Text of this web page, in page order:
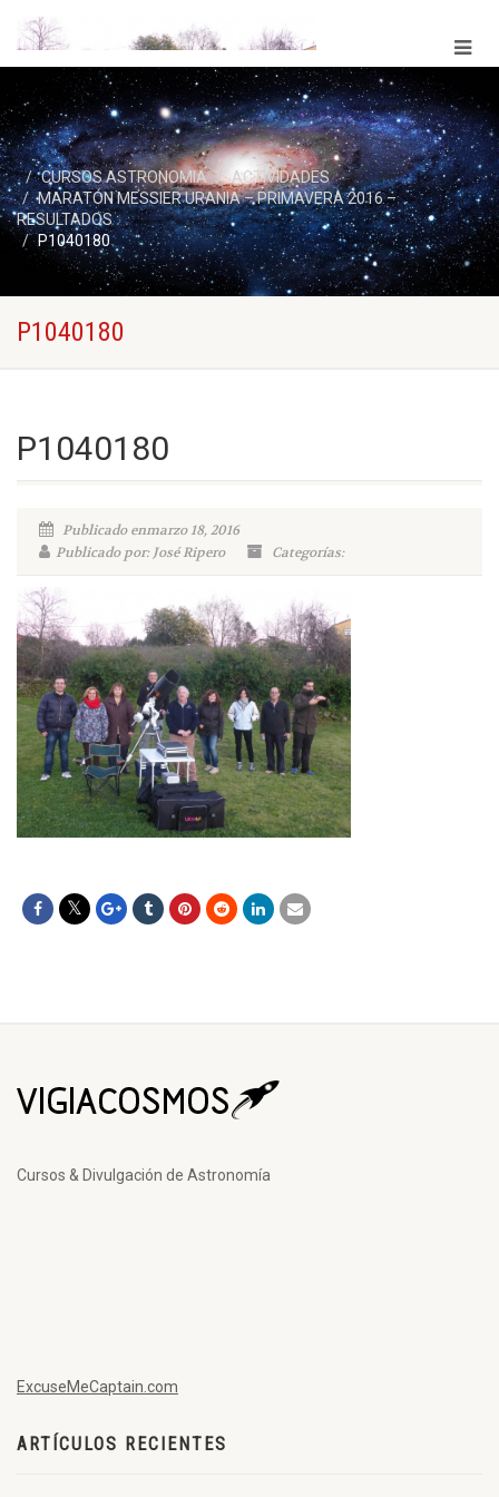
CURSOS ASTRONOMIA
ACTIVIDADES
MARATÓN MESSIER URANIA – PRIMAVERA 2016 –
RESULTADOS
P1040180
P1040180
P1040180
Publicado enmarzo 18, 2016
Publicado por: José Ripero
Categorías:
Cursos & Divulgación de Astronomía
ExcuseMeCaptain.com
ARTÍCULOS RECIENTES